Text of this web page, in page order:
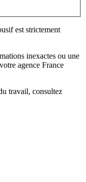
est strictement
inexactes ou une
agence France
travail, consultez